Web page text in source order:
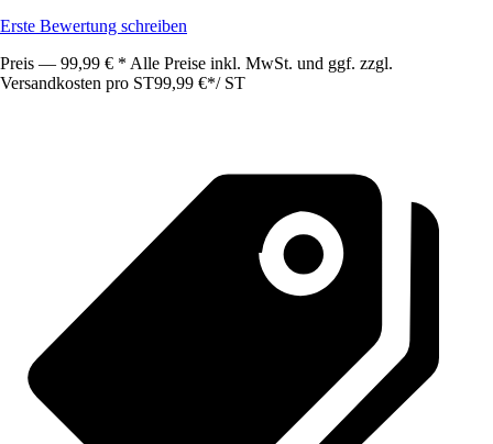
Erste Bewertung schreiben
Preis — 99,99 € * Alle Preise inkl. MwSt. und ggf. zzgl.
Versandkosten pro ST99,99 €*/ ST